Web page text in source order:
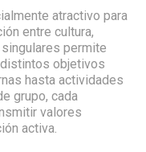
atractivo para
entre cultura,
permite
objetivos
hasta actividades
grupo, cada
valores
activa.